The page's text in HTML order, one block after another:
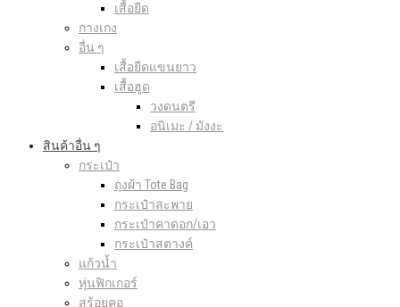
เสื้อยืด
กางเกง
อื่น ๆ
เสื้อยืดแขนยาว
เสื้อฮูด
วงดนตรี
อนิเมะ / มังงะ
สินค้าอื่น ๆ
กระเป๋า
ถุงผ้า Tote Bag
กระเป๋าสะพาย
กระเป๋าคาดอก/เอว
กระเป๋าสตางค์
แก้วน้ำ
หุ่นฟิกเกอร์
สร้อยคอ